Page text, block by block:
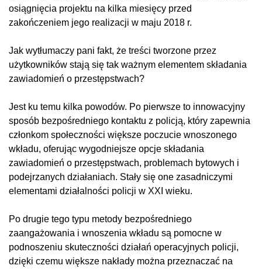
osiągnięcia projektu na kilka miesięcy przed
zakończeniem jego realizacji w maju 2018 r.
Jak wytłumaczy pani fakt, że treści tworzone przez
użytkowników stają się tak ważnym elementem składania
zawiadomień o przestępstwach?
Jest ku temu kilka powodów. Po pierwsze to innowacyjny
sposób bezpośredniego kontaktu z policją, który zapewnia
członkom społeczności większe poczucie wnoszonego
wkładu, oferując wygodniejsze opcje składania
zawiadomień o przestępstwach, problemach bytowych i
podejrzanych działaniach. Stały się one zasadniczymi
elementami działalności policji w XXI wieku.
Po drugie tego typu metody bezpośredniego
zaangażowania i wnoszenia wkładu są pomocne w
podnoszeniu skuteczności działań operacyjnych policji,
dzięki czemu większe nakłady można przeznaczać na